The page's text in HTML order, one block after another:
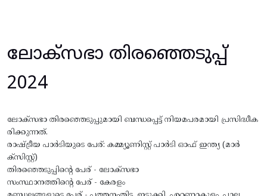
ലോക്സഭാ തിരഞ്ഞെടുപ്പ്
2024
ലോക്സഭാ തിരഞ്ഞെടുപ്പുമായി ബന്ധപ്പെട്ട് നിയമപരമായി പ്രസിദ്ധീക
രിക്കുന്നത്.
രാഷ്ട്രീയ പാർടിയുടെ പേര്: കമ്മ്യൂണിസ്റ്റ് പാർടി ഓഫ് ഇന്ത്യ (മാർ
ക്സിസ്റ്റ്)
തിരഞ്ഞെടുപ്പിന്റെ പേര് - ലോക്സഭാ
സംസ്ഥാനത്തിന്റെ പേര് - കേരളം